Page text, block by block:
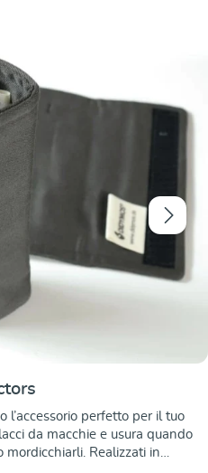
l’accessorio perfetto per il tuo
da macchie e usura quando
mordicchiarli. Realizzati in